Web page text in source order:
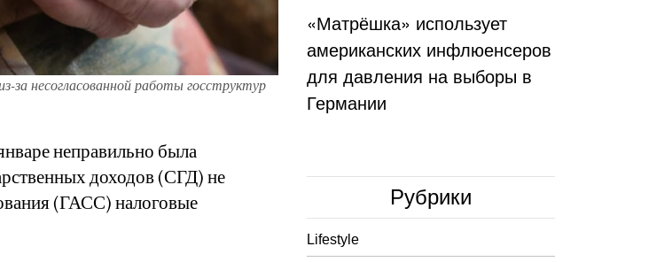
за несогласованной работы госструктур
неправильно была
доходов (СГД) не
(ГАСС) налоговые
«Матрёшка» использует
американских инфлюенсеров
для давления на выборы в
Германии
Рубрики
Lifestyle